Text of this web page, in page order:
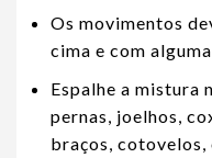
Os movimentos
cima e com
Espalhe a mistura
pernas, joelhos,
braços, cotovelos,